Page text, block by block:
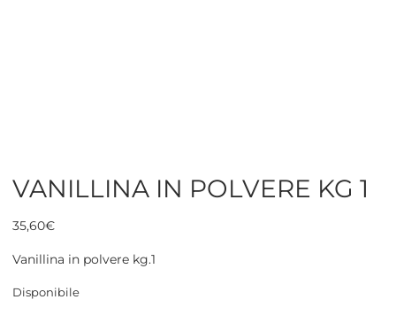
VANILLINA IN POLVERE KG 1
35,60€
Vanillina in polvere kg.1
Disponibile